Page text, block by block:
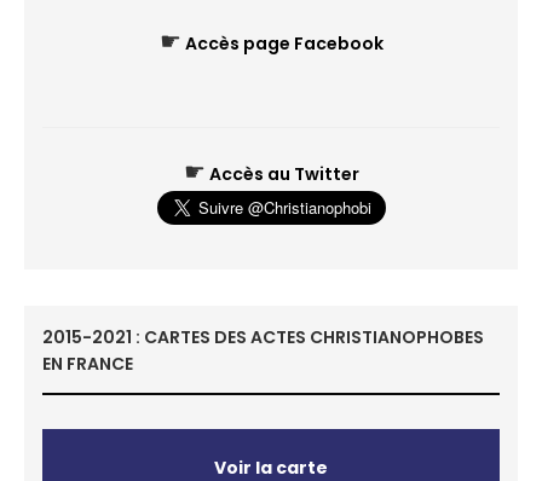
☛ Accès page Facebook
☛ Accès au Twitter
2015-2021 : CARTES DES ACTES CHRISTIANOPHOBES
EN FRANCE
Voir la carte